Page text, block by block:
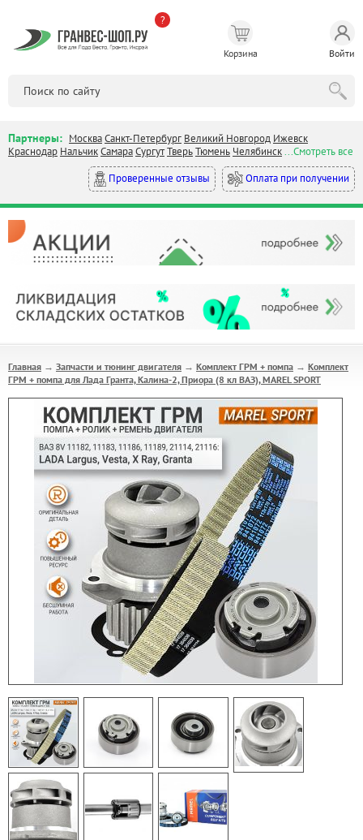
?
Корзина Войти
Партнеры: МоскваСанкт-Петербург Великий Новгород Ижевск
Краснодар НальчикСамараСургутТверьТюмень Челябинск...Смотреть все
Проверенные отзывы
Оплата при получении
Главная → Запчасти и тюнинг двигателя → Комплект ГРМ + помпа → Комплект
ГРМ + помпа для Лада Гранта, Калина-2, Приора (8 кл ВАЗ), MAREL SPORT